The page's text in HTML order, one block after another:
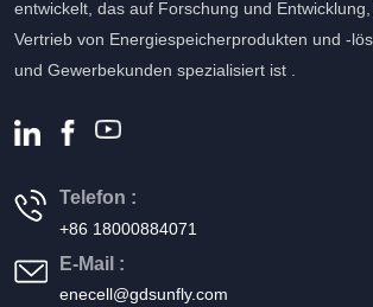
entwickelt, das auf Forschung und
Vertrieb von Energiespeicherprodukten und -
und Gewerbekunden spezialisiert ist .
Telefon :
+86 18000884071
E-Mail :
enecell@gdsunfly.com